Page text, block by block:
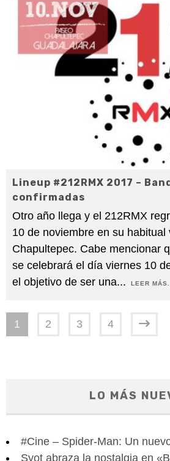
Lineup #212RMX 2017 –
confirmadas
Otro año llega y el 212RMX
10 de noviembre en su habitual
Chapultepec. Cabe mencionar
se celebrará el día viernes 10
el objetivo de ser una... LEER
1 2 3 4
LO MÁS
#Cine – Spider-Man: Un
Syot abraza la nostalgia en